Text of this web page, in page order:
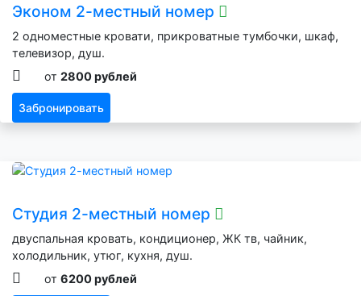
Эконом 2-местный номер
2 одноместные кровати, прикроватные тумбочки, шкаф,
телевизор, душ.
от 2800 рублей
Забронировать
Студия 2-местный номер
двуспальная кровать, кондиционер, ЖК тв, чайник,
холодильник, утюг, кухня, душ.
от 6200 рублей